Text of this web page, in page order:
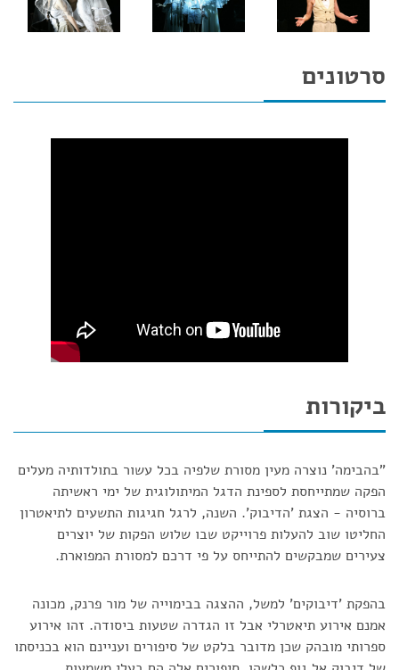
סרטונים
ביקורות
"בהבימה' נוצרה מעין מסורת שלפיה בכל עשור בתולדותיה מעלים
הפקה שמתייחסת לספינת הדגל המיתולוגית של ימי ראשיתה
ברוסיה - הצגת 'הדיבוק'. השנה, לרגל חגיגות התשעים לתיאטרון
החליטו שוב להעלות פרוייקט שבו שלוש הפקות של יוצרים
צעירים שמבקשים להתייחס על פי דרכם למסורת המפוארת.
בהפקת 'דיבוקים' למשל, ההצגה בבימוייה של מור פרנק, מכונה
אמנם אירוע תיאטרלי אבל זו הגדרה שטעות ביסודה. זהו אירוע
ספרותי מובהק שכן מדובר בלקט של סיפורים ועניינם הוא בכניסתו